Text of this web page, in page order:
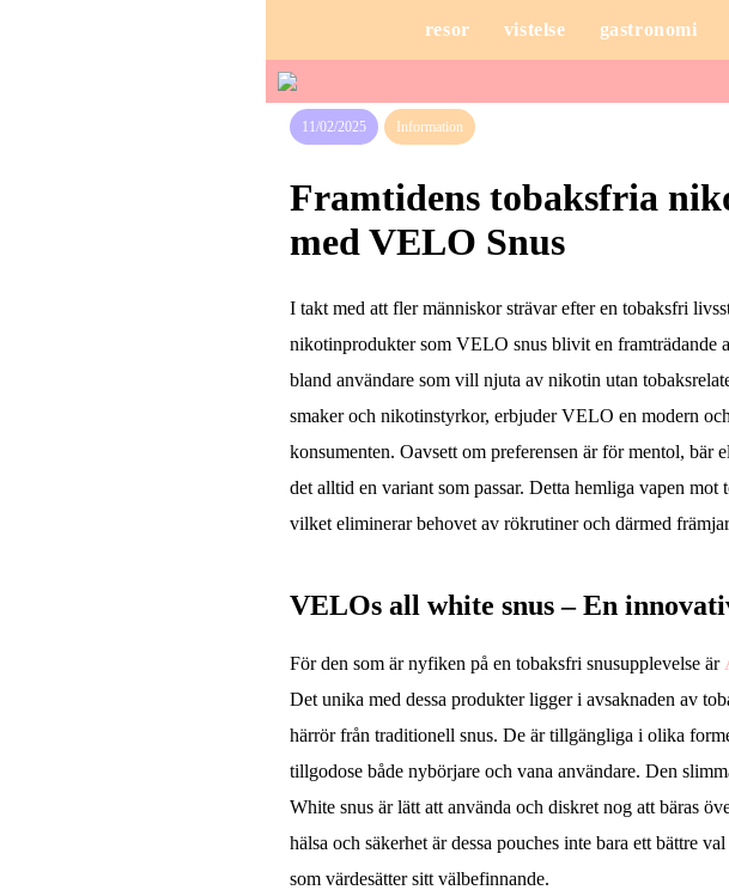
resor vistelse gastronomi
11/02/2025 Information
Framtidens tobaksfria
med VELO Snus
I takt med att fler människor strävar efter en tobaksfri
nikotinprodukter som VELO snus blivit en framträdande
bland användare som vill njuta av nikotin utan
smaker och nikotinstyrkor, erbjuder VELO en modern
konsumenten. Oavsett om preferensen är för mentol, bär
det alltid en variant som passar. Detta hemliga vapen mot
vilket eliminerar behovet av rökrutiner och därmed
VELOs all white snus – En
För den som är nyfiken på en tobaksfri snusupplevelse är
Det unika med dessa produkter ligger i avsaknaden av
härrör från traditionell snus. De är tillgängliga i olika
tillgodose både nybörjare och vana användare. Den
White snus är lätt att använda och diskret nog att bäras
hälsa och säkerhet är dessa pouches inte bara ett bättre
som värdesätter sitt välbefinnande.